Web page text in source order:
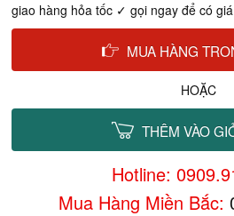
giao hàng hỏa tốc ✓ gọi ngay để có
MUA HÀNG
HOẶC
THÊM VÀO
Hotline:
Mua Hàng Miền Bắc: